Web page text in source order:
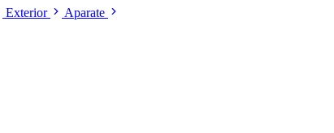
Exterior
Aparate